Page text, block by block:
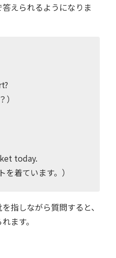
えられるようになりま
today.
を着ています。）
指しながら質問すると、
ます。